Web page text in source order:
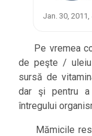
Jan. 30, 2011,
Pe vremea
de peşte /
sursă de
dar şi pentru a
întregului
Mămicile